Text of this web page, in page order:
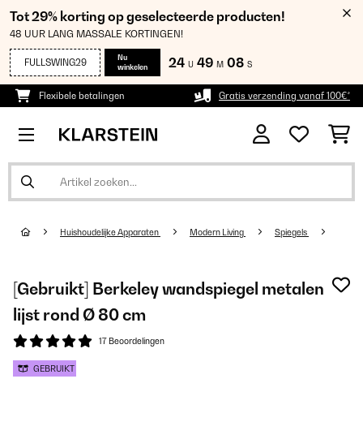
Tot 29% korting op geselecteerde producten!
48 UUR LANG MASSALE KORTINGEN!
FULLSWING29
Nu
winkelen
24 U 49 M 07 S
Flexibele betalingen Gratis verzending vanaf 100€*
Huishoudelijke Apparaten Modern Living Spiegels
[Gebruikt] Berkeley wandspiegel metalen
lijst rond Ø 80 cm
17 Beoordelingen
GEBRUIKT